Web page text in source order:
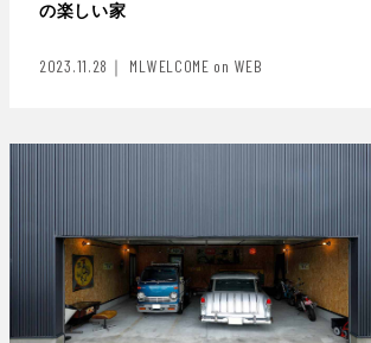
の楽しい家
2023.11.28｜ MLWELCOME on WEB